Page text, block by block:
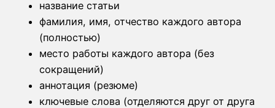
название статьи
фамилия, имя, отчество каждого автора
(полностью)
место работы каждого автора (без
сокращений)
аннотация (резюме)
ключевые слова (отделяются друг от друга